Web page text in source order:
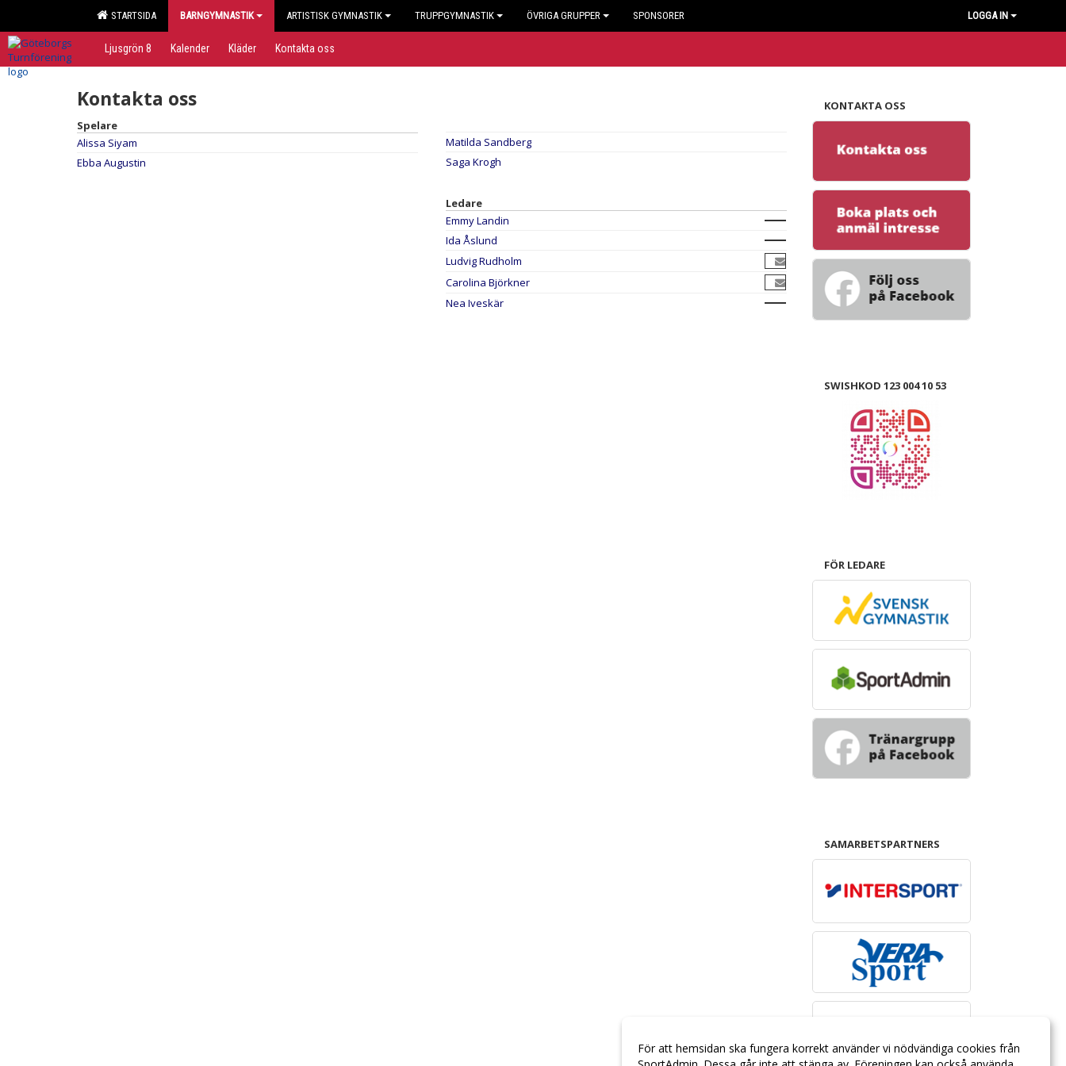
STARTSIDA BARNGYMNASTIK ARTISTISK GYMNASTIK TRUPPGYMNASTIK ÖVRIGA GRUPPER SPONSORER LOGGA IN
Ljusgrön 8 Kalender Kläder Kontakta oss
Kontakta oss
Spelare
Alissa Siyam
Ebba Augustin
Matilda Sandberg
Saga Krogh
Ledare
Emmy Landin
Ida Åslund
Ludvig Rudholm
Carolina Björkner
Nea Iveskär
KONTAKTA OSS
SWISHKOD 123 004 10 53
FÖR LEDARE
SAMARBETSPARTNERS
För att hemsidan ska fungera korrekt använder vi nödvändiga cookies från